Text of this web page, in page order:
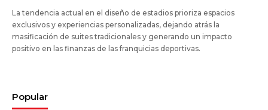
La tendencia actual en el diseño de estadios prioriza espacios
exclusivos y experiencias personalizadas, dejando atrás la
masificación de suites tradicionales y generando un impacto
positivo en las finanzas de las franquicias deportivas.
Popular